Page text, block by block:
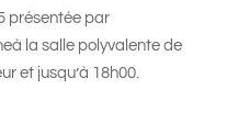
présentée par
la salle polyvalente de
et jusqu’à 18h00.